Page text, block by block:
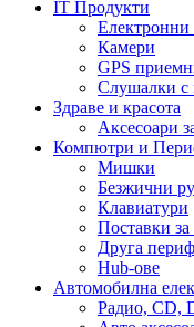
IT Продукти
Електронни
Камери
GPS
Слушалки с
Здраве и красота
Аксесоари
Компютри и
Мишки
Безжични
Клавиатури
Поставки за
Друга
Hub-ове
Автомобилна
Радио, CD,